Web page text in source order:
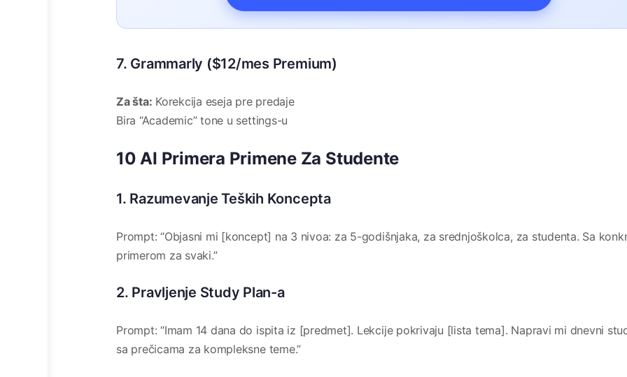
7. Grammarly ($12/mes Premium)
Za šta: Korekcija eseja pre predaje
Bira “Academic” tone u settings-u
10 AI Primera Primene Za Studente
1. Razumevanje Teških Koncepta
Prompt: “Objasni mi [koncept] na 3 nivoa: za 5-godišnjaka, za srednjoškolca, za studenta. Sa
primerom za svaki.”
2. Pravljenje Study Plan-a
Prompt: “Imam 14 dana do ispita iz [predmet]. Lekcije pokrivaju [lista tema]. Napravi mi dnevni
sa prečicama za kompleksne teme.”